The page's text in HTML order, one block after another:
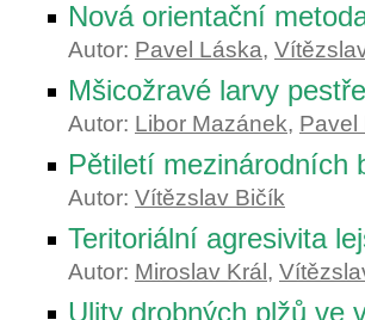
Nová orientační
Autor: Pavel Láska,
Mšicožravé larvy
Autor: Libor Mazánek, Pavel
Pětiletí mezinárodních
Autor: Vítězslav Bičík
Teritoriální agresivita
Autor: Miroslav Král ,
Ulity drobných plžů ve